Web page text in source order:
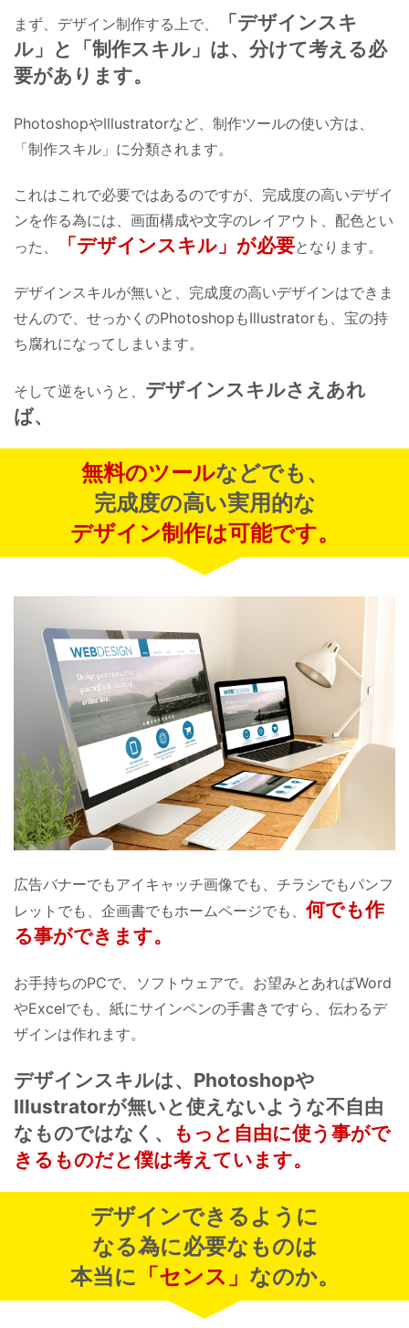
まず、デザイン制作する上で、
「デザインスキ
ル」と
「制作スキル」は、 分けて考える必
要があります。
PhotoshopやIllustratorなど、制作ツールの使い方は、
「制作スキル」に分類されます。
これはこれで必要ではあるのですが、 完成度の高いデザイ
ンを作る為には、 画面構成や文字のレイアウト、配色とい
った、
「デザインスキル」が必要となります。
デザインスキルが無いと、 完成度の高いデザインはできま
せんので、 せっかくのPhotoshopもIllustratorも、 宝の持
ち腐れになってしまいます。
そして逆をいうと、 デザインスキルさえあれ
ば、
無料のツールなどでも、
完成度の高い実用的な
デザイン制作は可能です。
広告バナーでもアイキャッチ画像でも、 チラシでもパンフ
レットでも、 企画書でもホームページでも、何でも作
る事ができます。
お手持ちのPCで、ソフトウェアで。 お望みとあればWord
やExcelでも、 紙にサインペンの手書きですら、 伝わるデ
ザインは作れます。
デザインスキルは、 Photoshopや
Illustratorが無いと使えないような不自由
なものではなく、
もっと自由に使う事がで
きるものだと僕は考えています。
デザインできるように
なる為に必要なものは
本当に 「センス」 なのか。